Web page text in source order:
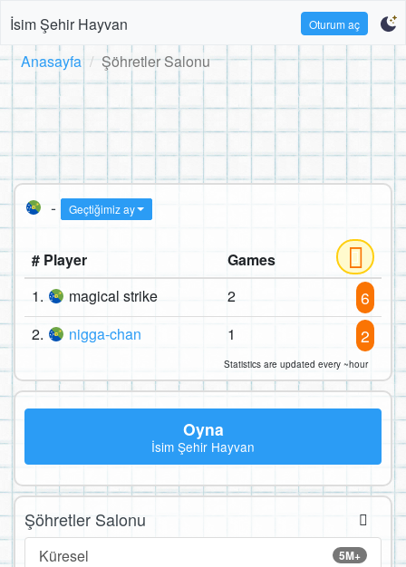
İsim Şehir Hayvan Oturum aç
Anasayfa Şöhretler Salonu
- Geçtiğimiz ay
# Player
Games
1.
magical strike 2 6
2. nigga-chan 1 2
Statistics are updated every ~hour
Oyna
İsim Şehir Hayvan
Şöhretler Salonu
5M+
Küresel